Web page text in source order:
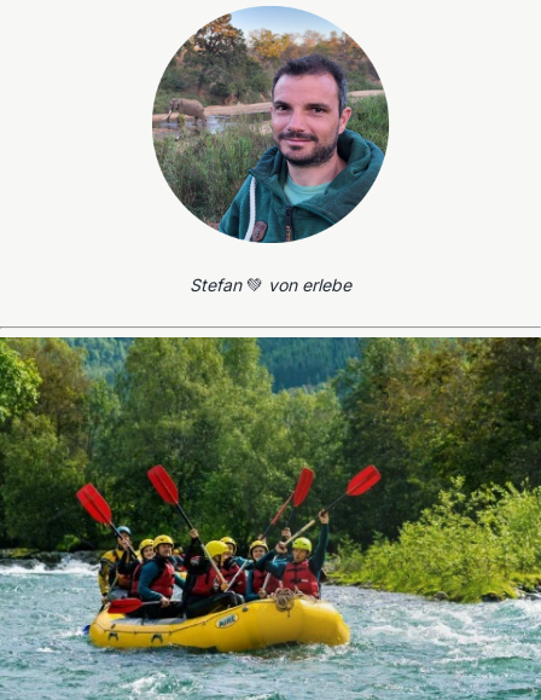
Stefan💚 von erlebe